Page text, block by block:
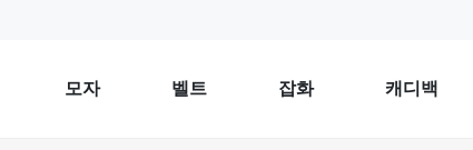
모자 벨트 잡화 캐디백